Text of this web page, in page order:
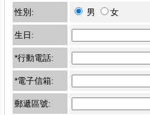
性別: 男 女
生日:
*行動電話:
*電子信箱:
郵遞區號: